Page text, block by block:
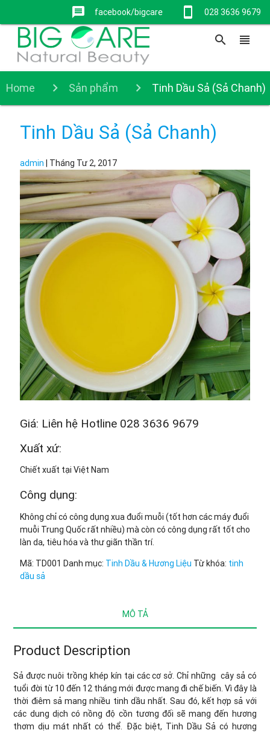
stay_current_portrait 028 3636 9679
message facebook/bigcare
search view_headline
Home Sản phẩm Tinh Dầu Sả (Sả Chanh)
Tinh Dầu Sả (Sả Chanh)
admin | Tháng Tư 2, 2017
Giá: Liên hệ Hotline 028 3636 9679
Xuất xứ:
Chiết xuất tại Việt Nam
Công dụng:
Không chỉ có công dụng xua đuổi muỗi (tốt hơn các máy đuổi
muỗi Trung Quốc rất nhiều) mà còn có công dụng rất tốt cho
làn da, tiêu hóa và thư giãn thần trí.
Mã: TD001 Danh mục: Tinh Dầu & Hương Liệu Từ khóa: tinh
dầu sả
MÔ TẢ
Product Description
Sả được nuôi trồng khép kín tại các cơ sở. Chỉ những cây sả có
tuổi đời từ 10 đến 12 tháng mới được mang đi chế biến. Vì đây là
thời điêm sả mang nhiều tinh dầu nhất. Sau đó, kết hợp sả với
các dung dịch có nồng độ cồn tương đối sẽ mang đến hương
thơm dịu mát nhất có thể. Đặc biệt, Tinh Dầu Sả có hương